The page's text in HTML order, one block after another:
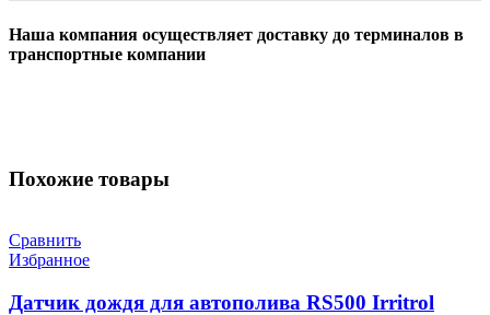
Наша компания осуществляет доставку до терминалов в
транспортные компании
Похожие товары
Сравнить
Избранное
Датчик дождя для автополива RS500 Irritrol